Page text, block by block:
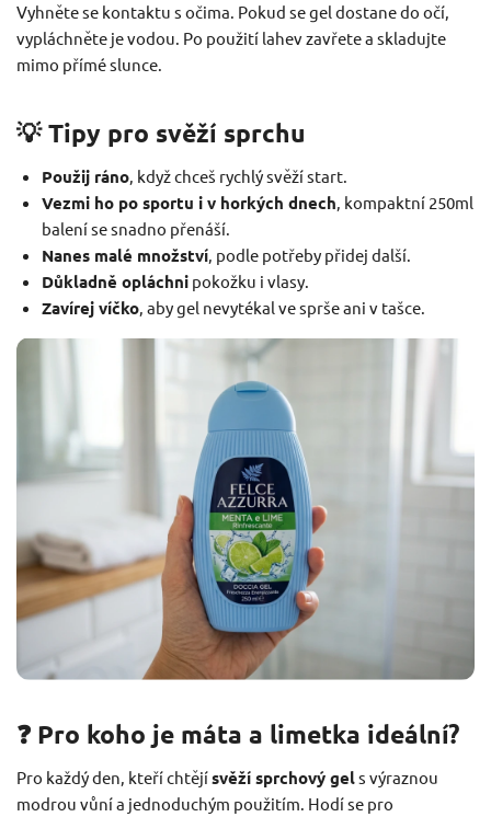
Vyhněte se kontaktu s očima. Pokud se gel dostane do očí,
vypláchněte je vodou. Po použití lahev zavřete a skladujte
mimo přímé slunce.
💡 Tipy pro svěží sprchu
Použij ráno, když chceš rychlý svěží start.
Vezmi ho po sportu i v horkých dnech , kompaktní 250ml
balení se snadno přenáší.
Nanes malé množství, podle potřeby přidej další.
Důkladně opláchnipokožku i vlasy.
Zavírej víčko, aby gel nevytékal ve sprše ani v tašce.
❓ Pro koho je máta a limetka ideální?
Pro každý den, kteří chtějísvěží sprchový gels výraznou
modrou vůní a jednoduchým použitím. Hodí se pro